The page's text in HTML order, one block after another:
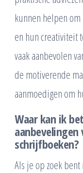
kunnen helpen
en hun creativiteit
vaak aanbevolen
de motiverende
aanmoedigen om
Waar kan ik
schrijfboeken?
Als je op zoek